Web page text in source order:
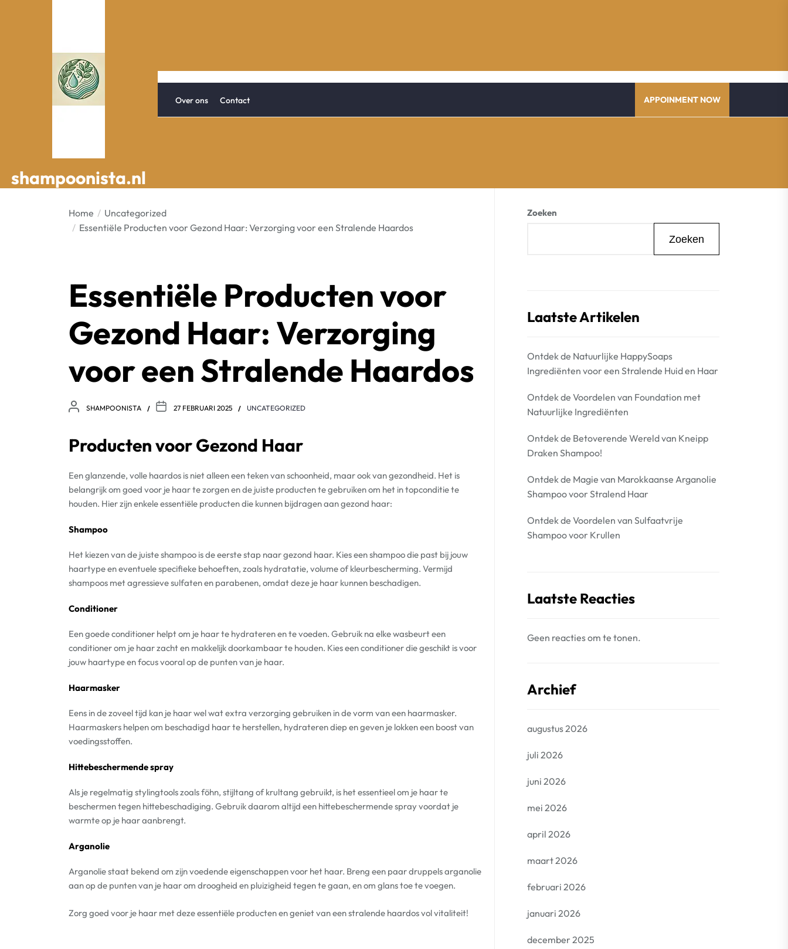
shampoonista.nl
shampoonista.nl
Over ons Contact APPOINMENT NOW
Home
Uncategorized
Essentiële Producten voor Gezond Haar: Verzorging voor een Stralende Haardos
Essentiële Producten voor
Gezond Haar: Verzorging
voor een Stralende Haardos
SHAMPOONISTA 27 FEBRUARI 2025 UNCATEGORIZED
Producten voor Gezond Haar
Een glanzende, volle haardos is niet alleen een teken van schoonheid, maar ook van gezondheid. Het is
belangrijk om goed voor je haar te zorgen en de juiste producten te gebruiken om het in topconditie te
houden. Hier zijn enkele essentiële producten die kunnen bijdragen aan gezond haar:
Shampoo
Het kiezen van de juiste shampoo is de eerste stap naar gezond haar. Kies een shampoo die past bij jouw
haartype en eventuele specifieke behoeften, zoals hydratatie, volume of kleurbescherming. Vermijd
shampoos met agressieve sulfaten en parabenen, omdat deze je haar kunnen beschadigen.
Conditioner
Een goede conditioner helpt om je haar te hydrateren en te voeden. Gebruik na elke wasbeurt een
conditioner om je haar zacht en makkelijk doorkambaar te houden. Kies een conditioner die geschikt is voor
jouw haartype en focus vooral op de punten van je haar.
Haarmasker
Eens in de zoveel tijd kan je haar wel wat extra verzorging gebruiken in de vorm van een haarmasker.
Haarmaskers helpen om beschadigd haar te herstellen, hydrateren diep en geven je lokken een boost van
voedingsstoffen.
Hittebeschermende spray
Als je regelmatig stylingtools zoals föhn, stijltang of krultang gebruikt, is het essentieel om je haar te
beschermen tegen hittebeschadiging. Gebruik daarom altijd een hittebeschermende spray voordat je
warmte op je haar aanbrengt.
Arganolie
Arganolie staat bekend om zijn voedende eigenschappen voor het haar. Breng een paar druppels arganolie
aan op de punten van je haar om droogheid en pluizigheid tegen te gaan, en om glans toe te voegen.
Zorg goed voor je haar met deze essentiële producten en geniet van een stralende haardos vol vitaliteit!
Zoeken
Zoeken
Laatste Artikelen
Ontdek de Natuurlijke HappySoaps
Ingrediënten voor een Stralende Huid en Haar
Ontdek de Voordelen van Foundation met
Natuurlijke Ingrediënten
Ontdek de Betoverende Wereld van Kneipp
Draken Shampoo!
Ontdek de Magie van Marokkaanse Arganolie
Shampoo voor Stralend Haar
Ontdek de Voordelen van Sulfaatvrije
Shampoo voor Krullen
Laatste Reacties
Geen reacties om te tonen.
Archief
augustus 2026
juli 2026
juni 2026
mei 2026
april 2026
maart 2026
februari 2026
januari 2026
december 2025